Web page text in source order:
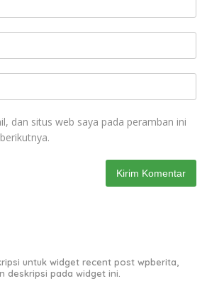
dan situs web saya pada peramban ini
untuk widget recent post wpberita,
deskripsi pada widget ini.